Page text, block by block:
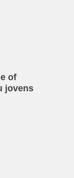
of
jovens